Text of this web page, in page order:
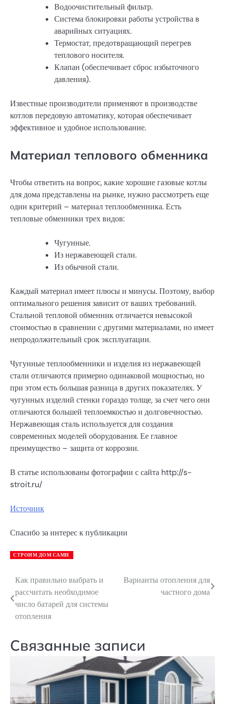
Водоочистительный фильтр.
Система блокировки работы устройства в
аварийных ситуациях.
Термостат, предотвращающий перегрев
теплового носителя.
Клапан (обеспечивает сброс избыточного
давления).
Известные производители применяют в производстве
котлов передовую автоматику, которая обеспечивает
эффективное и удобное использование.
Материал теплового обменника
Чтобы ответить на вопрос, какие хорошие газовые котлы
для дома представлены на рынке, нужно рассмотреть еще
один критерий – материал теплообменника. Есть
тепловые обменники трех видов:
Чугунные.
Из нержавеющей стали.
Из обычной стали.
Каждый материал имеет плюсы и минусы. Поэтому, выбор
оптимального решения зависит от ваших требований.
Стальной тепловой обменник отличается невысокой
стоимостью в сравнении с другими материалами, но имеет
непродолжительный срок эксплуатации.
Чугунные теплообменники и изделия из нержавеющей
стали отличаются примерно одинаковой мощностью, но
при этом есть большая разница в других показателях. У
чугунных изделий стенки гораздо толще, за счет чего они
отличаются большей теплоемкостью и долговечностью.
Нержавеющая сталь используется для создания
современных моделей оборудования. Ее главное
преимущество – защита от коррозии.
В статье использованы фотографии с сайта http://s-
stroit.ru/
Источник
Спасибо за интерес к публикации
СТРОИМ ДОМ САМИ
Навигация
по
записям
Как правильно выбрать и
рассчитать необходимое
число батарей для системы
отопления
Варианты отопления для
частного дома
Связанные записи